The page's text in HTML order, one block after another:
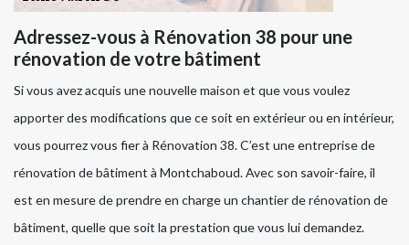
Adressez-vous à Rénovation 38 pour une
rénovation de votre bâtiment
Si vous avez acquis une nouvelle maison et que vous voulez
apporter des modifications que ce soit en extérieur ou en intérieur,
vous pourrez vous fier à Rénovation 38. C’est une entreprise de
rénovation de bâtiment à Montchaboud. Avec son savoir-faire, il
est en mesure de prendre en charge un chantier de rénovation de
bâtiment, quelle que soit la prestation que vous lui demandez.